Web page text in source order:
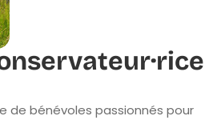
de bénévoles passionnés pour